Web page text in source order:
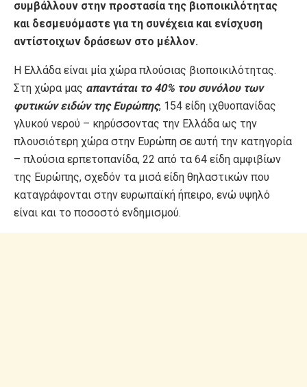
συμβάλλουν στην προστασία της βιοποικιλότητας
και δεσμευόμαστε για τη συνέχεια και ενίσχυση
αντίστοιχων δράσεων στο μέλλον.
Η Ελλάδα είναι μία χώρα πλούσιας βιοποικιλότητας.
Στη χώρα μας απαντάται το 40% του συνόλου των
φυτικών ειδών της Ευρώπης, 154 είδη ιχθυοπανίδας
γλυκού νερού – κηρύσσοντας την Ελλάδα ως την
πλουσιότερη χώρα στην Ευρώπη σε αυτή την κατηγορία
– πλούσια ερπετοπανίδα, 22 από τα 64 είδη αμφιβίων
της Ευρώπης, σχεδόν τα μισά είδη θηλαστικών που
καταγράφονται στην ευρωπαϊκή ήπειρο, ενώ υψηλό
είναι και το ποσοστό ενδημισμού.